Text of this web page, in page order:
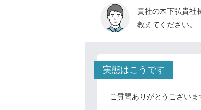
貴社の木下弘貴社
教えてください。
実態はこうです
ご質問ありがとうございま